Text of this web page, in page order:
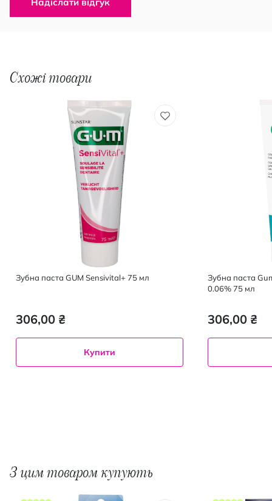
Схожі товари
Зубна паста GUM Sensivital+ 75 мл
306,00 ₴
Купити
Зубна паста
0.06% 75 мл
306,00 ₴
З цим товаром купують